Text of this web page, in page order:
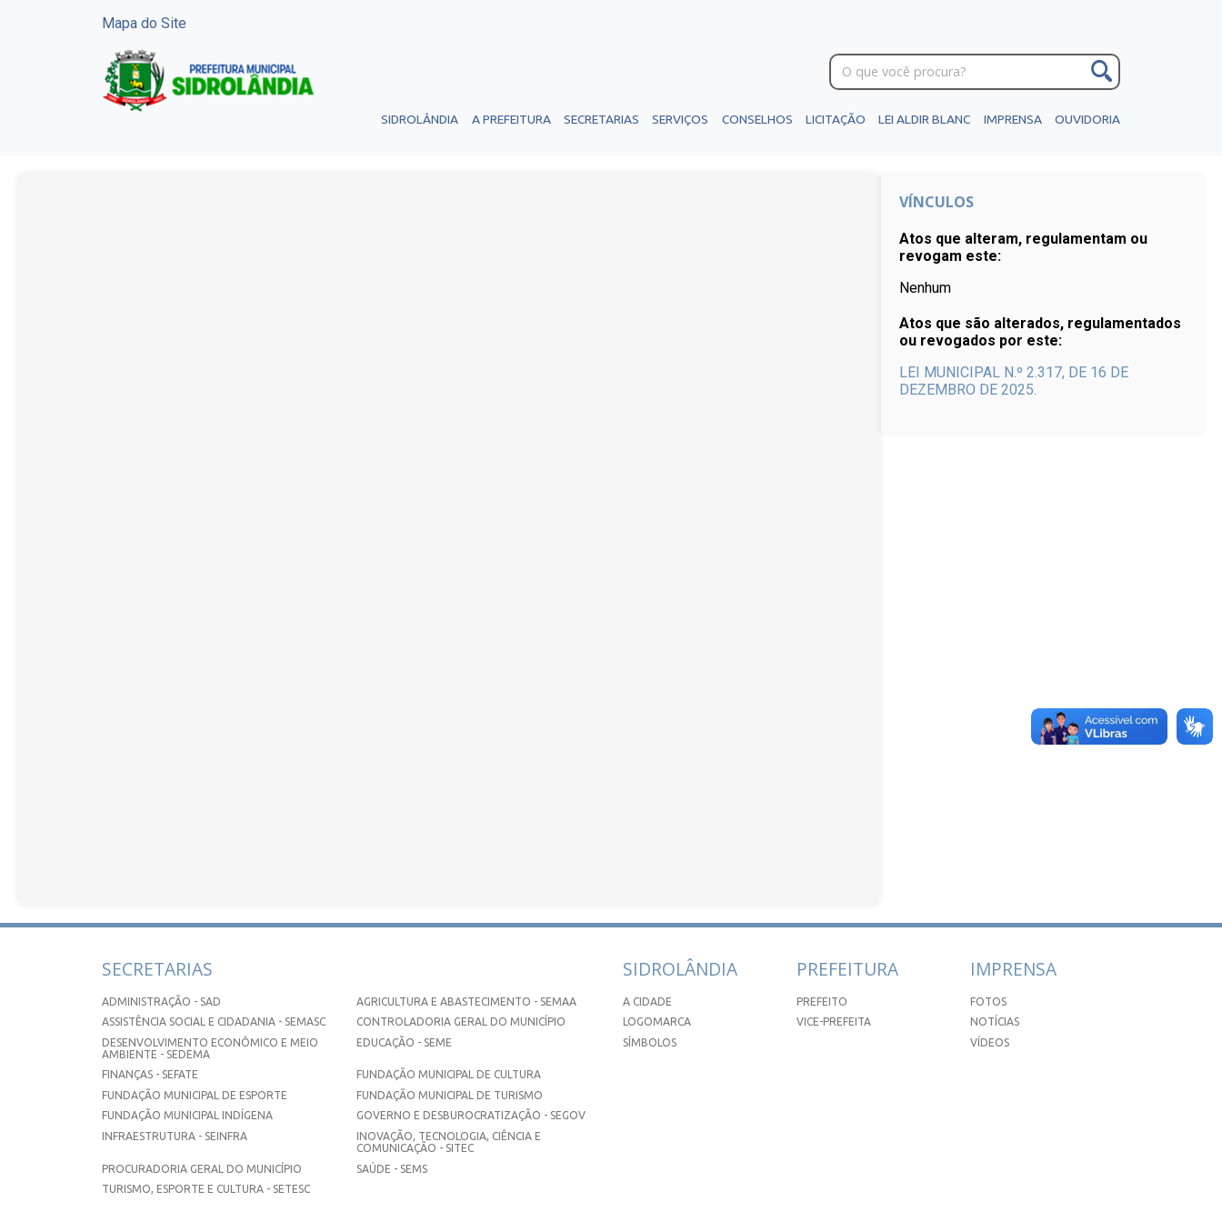
Mapa do Site
SIDROLÂNDIA A PREFEITURA SECRETARIAS SERVIÇOS CONSELHOS LICITAÇÃO LEI ALDIR BLANC IMPRENSA OUVIDORIA
VÍNCULOS
Atos que alteram, regulamentam ou
revogam este:
Nenhum
Atos que são alterados, regulamentados
ou revogados por este:
LEI MUNICIPAL N.º 2.317, DE 16 DE
DEZEMBRO DE 2025.
SECRETARIAS
ADMINISTRAÇÃO - SAD
AGRICULTURA E ABASTECIMENTO - SEMAA
ASSISTÊNCIA SOCIAL E CIDADANIA - SEMASC
CONTROLADORIA GERAL DO MUNICÍPIO
DESENVOLVIMENTO ECONÔMICO E MEIO
AMBIENTE - SEDEMA
EDUCAÇÃO - SEME
FINANÇAS - SEFATE
FUNDAÇÃO MUNICIPAL DE CULTURA
FUNDAÇÃO MUNICIPAL DE ESPORTE
FUNDAÇÃO MUNICIPAL DE TURISMO
FUNDAÇÃO MUNICIPAL INDÍGENA
GOVERNO E DESBUROCRATIZAÇÃO - SEGOV
INFRAESTRUTURA - SEINFRA
INOVAÇÃO, TECNOLOGIA, CIÊNCIA E
COMUNICAÇÃO - SITEC
PROCURADORIA GERAL DO MUNICÍPIO
SAÚDE - SEMS
TURISMO, ESPORTE E CULTURA - SETESC
SIDROLÂNDIA
A CIDADE
LOGOMARCA
SÍMBOLOS
PREFEITURA
PREFEITO
VICE-PREFEITA
IMPRENSA
FOTOS
NOTÍCIAS
VÍDEOS